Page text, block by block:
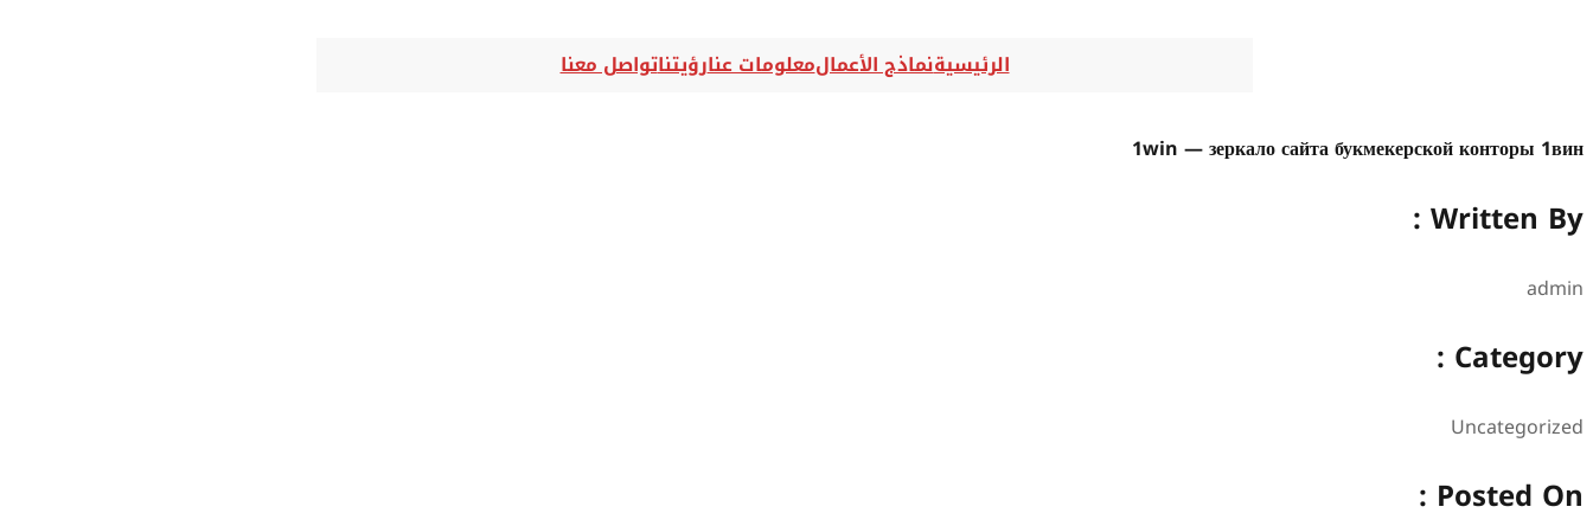
الرئيسيةنماذج الأعمالمعلومات عنارؤيتناتواصل معنا
1win — зеркало сайта букмекерской конторы 1вин
Written By :
admin
Category :
Uncategorized
Posted On :